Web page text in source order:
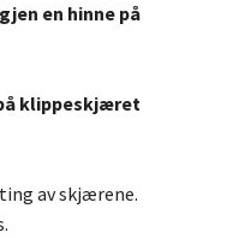
en hinne på
klippeskjæret
av skjærene.